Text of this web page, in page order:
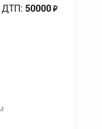
ДТП: 50000